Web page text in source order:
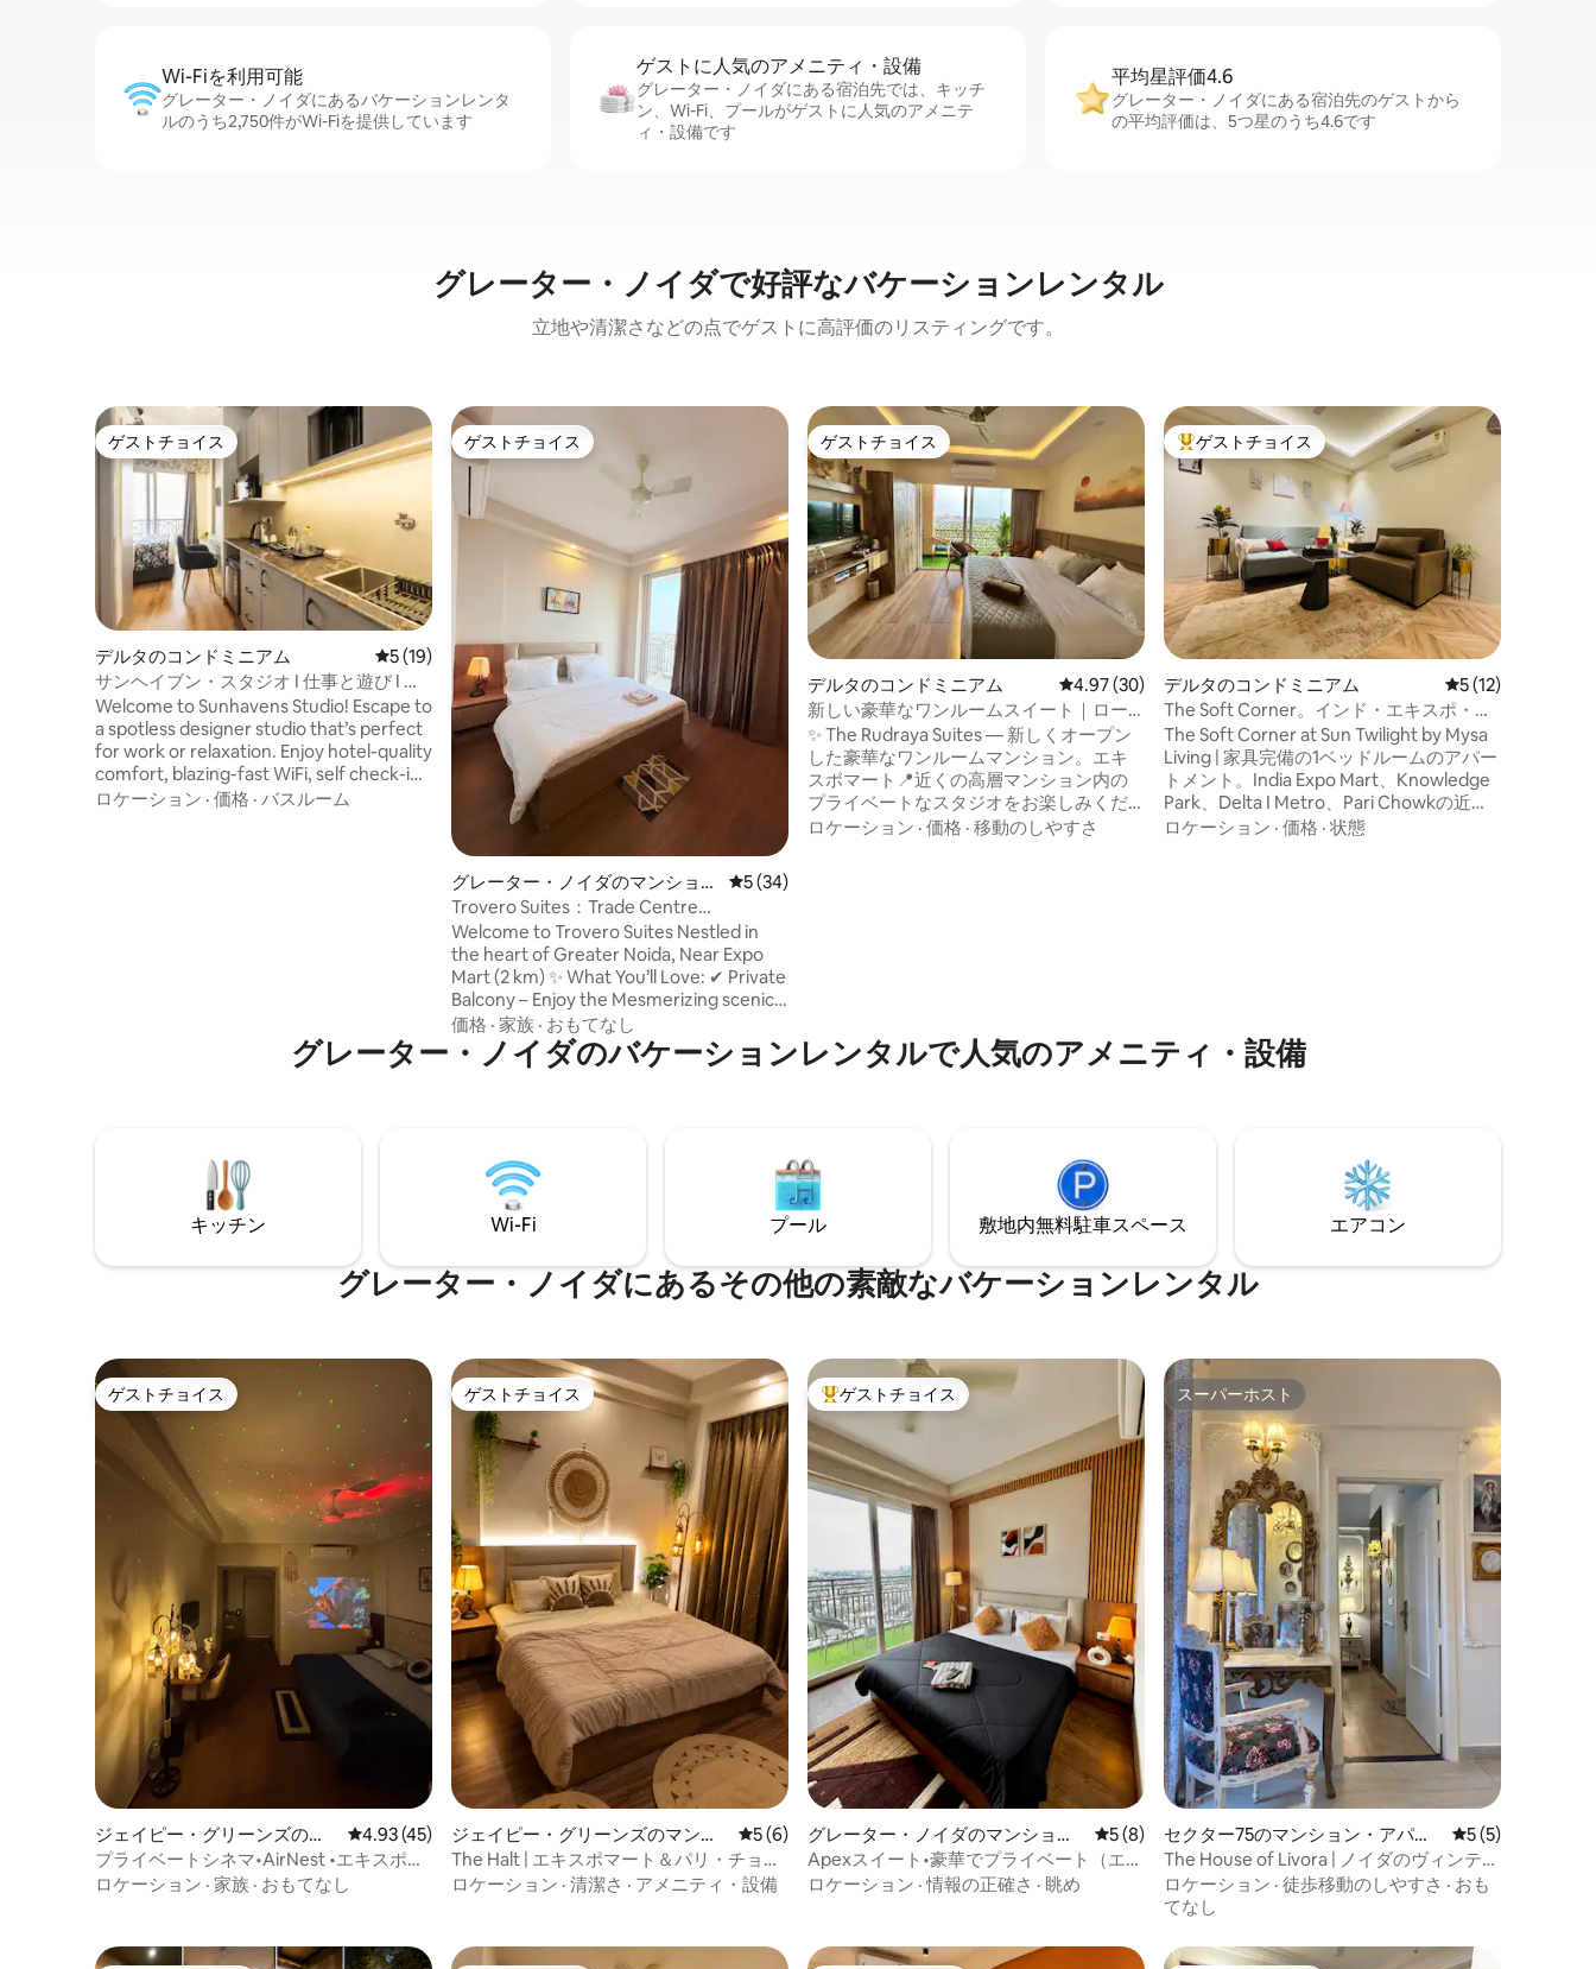
Wi-Fiを利⁠用⁠可⁠能
グレーター・ノイダにあるバケーションレンタ
ルのうち2,750件がWi-Fiを提供しています
ゲストに人⁠気⁠のア⁠メ⁠ニ⁠テ⁠ィ・設⁠備
グレーター・ノイダにある宿泊先では、キッチ
ン、Wi-Fi、プールがゲストに人気のアメニテ
ィ・設備です
平均星評価4.6
グレーター・ノイダにある宿泊先のゲストから
の平均評価は、5つ星のうち4.6です
グレーター・ノイダで好評なバケーションレンタル
立地や清潔さなどの点でゲストに高評価のリスティングです。
ゲストチョイス
ゲストチョイス
デルタのコンドミニアム レビュー19件、5つ星中5つ星の平均評価
5 (19)
サンヘイブン・スタジオ I 仕事と遊び I ナ
レッジパーク
Welcome to Sunhavens Studio! Escape to
a spotless designer studio that’s perfect
for work or relaxation. Enjoy hotel-quality
comfort, blazing-fast WiFi, self check-in,
a fully equipped kitchen. Ideal for
ロケーション · 価格 · バスルーム
ゲストチョイス
ゲストチョイス
グレーター・ノイダのマンショ
ン・アパート
レビュー34件、5つ星中5つ星の平均評価
5 (34)
Trovero Suites：Trade Centre
Regal（ExpoMart近く）
Welcome to Trovero Suites Nestled in
the heart of Greater Noida, Near Expo
Mart (2 km) ✨ What You’ll Love: ✔ Private
Balcony – Enjoy the Mesmerizing scenic
view ✔ Prime Location – Close to top
attractions, restaurants ✔ Modern
Comfort – A beautifully furnished space
Serene Ambiance – A peaceful Luxurious
and private retreat
価格 · 家族 · おもてなし
ゲストチョイス
ゲストチョイス
デルタのコンドミニアム レビュー30件、5つ星中4.97つ星の平均評価
4.97 (30)
新しい豪華なワンルームスイート｜ロー
ンチ価格｜ExpoMart
✨ The Rudraya Suites — 新しくオープン
した豪華なワンルームマンション。エキ
スポマート📍近くの高層マンション内の
プライベートなスタジオをお楽しみくだ
さい。清潔でホテル並みの滞在体験が可
高速Wi-Fiとスマートテレビ ✔ プロフェッ
ショナルな経営による宿泊先
ロケーション · 価格 · 移動のしやすさ
大好評のゲストチョイスです。
ゲストチョイス
デルタのコンドミニアム レビュー12件、5
5 (12)
The Soft Corner。インド・エキスポ・セ
ンター近くの豪華な1ベッドルーム1バスル
ーム1キッチン
The Soft Corner at Sun Twilight by Mysa
Living | 家具完備の1ベッドルームのアパー
トメント。India Expo Mart、Knowledge
Park、Delta I Metro、Pari Chowkの近
く。カップル、ステイケーション、出張
ロケーション · 価格 · 状態
グレーター・ノイダのバケーションレンタルで人気のアメニティ・設備
キッチン Wi-Fi プール 敷地内無料駐⁠車ス⁠ペ⁠ー⁠ス エアコン
グレーター・ノイダにあるその他の素敵なバケーションレンタル
ゲストチョイス
ゲストチョイス
ジェイピー・グリーンズのマ
ンション・アパート
レビュー45件、5つ星中4.93つ星の平均評価
4.93 (45)
プライベートシネマ•AirNest •エキスポマ
ート近く
ロケーション · 家族 · おもてなし
ゲストチョイス
ゲストチョイス
ジェイピー・グリーンズのマンシ
ョン・アパート
レビュー6件、5つ星中5つ星の平均評価
5 (6)
The Halt | エキスポマート＆パリ・チョー
ク近くのラグジュアリーな宿泊施設
ロケーション · 清潔さ · アメニティ・設備
大好評のゲストチョイスです。
ゲストチョイス
グレーター・ノイダのマンショ
ン・アパート
レビュー8件、5つ星中5つ星の平均評価
5 (8)
Apexスイート•豪華でプライベート（エキ
スポマートの近く）
ロケーション ·情報の正確さ · 眺め
スーパーホスト
スーパーホスト
セクター75のマンション・アパー
ト
レビュー5件、5
5 (5)
The House of Livora | ノイダのヴィンテー
ジな宿泊先
ロケーション · 徒歩移動のしやすさ · おも
てなし